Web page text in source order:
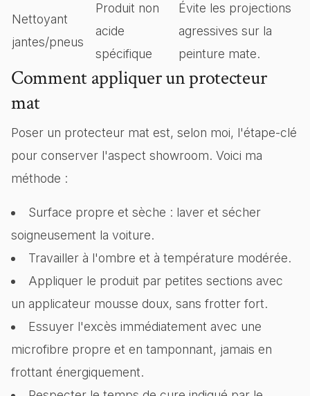
Nettoyant
jantes/pneus
Produit non
acide
spécifique
Évite les projections
agressives sur la
peinture mate.
Comment appliquer un protecteur
mat
Poser un protecteur mat est, selon moi, l'étape-clé
pour conserver l'aspect showroom. Voici ma
méthode :
Surface propre et sèche : laver et sécher
soigneusement la voiture.
Travailler à l'ombre et à température modérée.
Appliquer le produit par petites sections avec
un applicateur mousse doux, sans frotter fort.
Essuyer l'excès immédiatement avec une
microfibre propre et en tamponnant, jamais en
frottant énergiquement.